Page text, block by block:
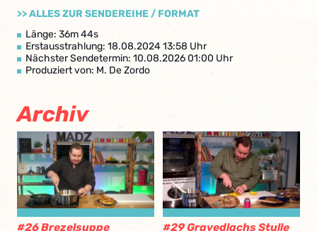
>> ALLES ZUR SENDEREIHE / FORMAT
Länge: 36m 44s
Erstausstrahlung: 18.08.2024 13:58 Uhr
Nächster Sendetermin: 10.08.2026 01:00 Uhr
Produziert von: M. De Zordo
Archiv
#26 Brezelsuppe
#29 Gravedlachs Stulle